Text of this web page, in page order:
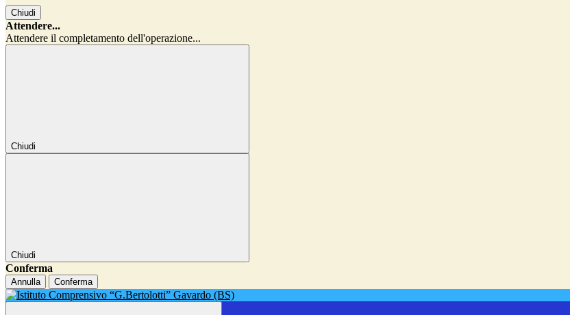
Chiudi
Attendere...
Attendere il completamento dell'operazione...
Chiudi
Chiudi
Conferma
Annulla Conferma